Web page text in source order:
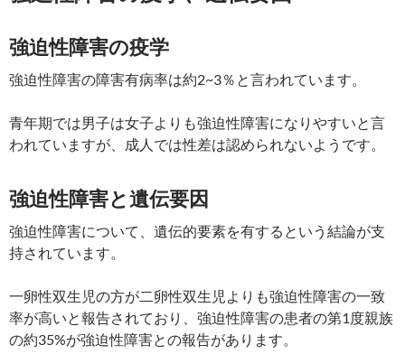
強迫性障害の疫学
強迫性障害の障害有病率は約2~3％と言われています。
青年期では男子は女子よりも強迫性障害になりやすいと言
われていますが、成人では性差は認められないようです。
強迫性障害と遺伝要因
強迫性障害について、遺伝的要素を有するという結論が支
持されています。
一卵性双生児の方が二卵性双生児よりも強迫性障害の一致
率が高いと報告されており、強迫性障害の患者の第1度親族
の約35%が強迫性障害との報告があります。